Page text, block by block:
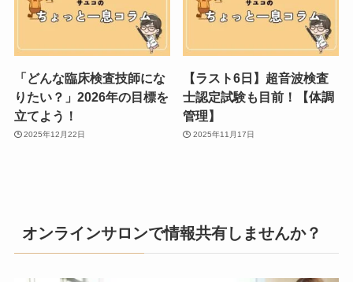
「どんな臨床検査技師にな
りたい？」2026年の目標を
立てよう！
2025年12月22日
【ラスト6日】超音波検査
士認定試験も目前！【体調
管理】
2025年11月17日
オンラインサロンで情報共有しませんか？